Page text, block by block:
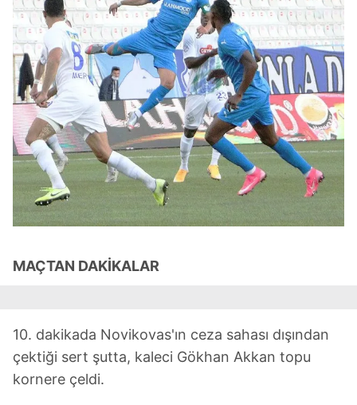
MAÇTAN DAKİKALAR
10. dakikada Novikovas'ın ceza sahası dışından
çektiği sert şutta, kaleci Gökhan Akkan topu
kornere çeldi.